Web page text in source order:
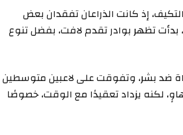
إذ كانت الذراعان تفقدان بعض
بدأت تظهر بوادر تقدم لافت، بفضل تنوع
فازت الروبوتات بنسبة 45% من أصل 29 مباراة ضد بشر، وتفوقت على لاعبين متوسطين
هاوٍ، لكنه يزداد تعقيدًا مع الوقت، خصوصًا